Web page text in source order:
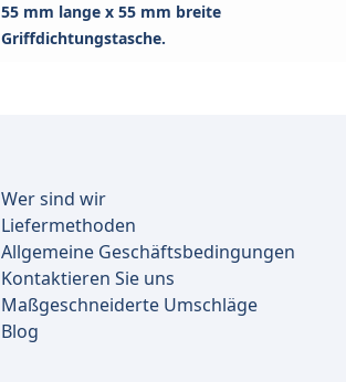
55 mm lange x 55 mm breite
Griffdichtungstasche.
Wer sind wir
Liefermethoden
Allgemeine Geschäftsbedingungen
Kontaktieren Sie uns
Maßgeschneiderte Umschläge
Blog